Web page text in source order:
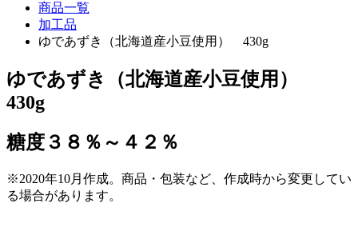
商品一覧
加工品
ゆであずき（北海道産小豆使用） 430g
ゆであずき（北海道産小豆使用）
430g
糖度３８％～４２％
※2020年10月作成。商品・包装など、作成時から変更してい
る場合があります。